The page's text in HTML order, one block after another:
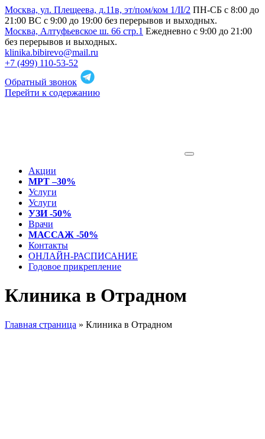
Москва, ул. Плещеева, д.11в, эт/пом/ком 1/II/2 ПН-СБ с 8:00 до
21:00 ВС с 9:00 до 19:00 без перерывов и выходных.
Москва, Алтуфьевское ш. 66 стр.1 Ежедневно с 9:00 до 21:00
без перерывов и выходных.
klinika.bibirevo@mail.ru
+7 (499) 110-53-52
Обратный звонок
Перейти к содержанию
Акции
МРТ –30%
Услуги
Услуги
УЗИ -50%
Врачи
МАССАЖ -50%
Контакты
ОНЛАЙН-РАСПИСАНИЕ
Годовое прикрепление
Клиника в Отрадном
Главная страница » Клиника в Отрадном